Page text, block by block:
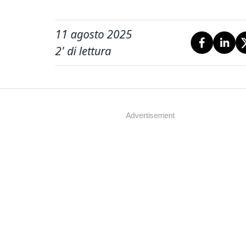
11 agosto 2025
2' di lettura